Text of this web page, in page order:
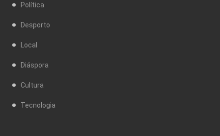
Política
Desporto
Local
Diáspora
Cultura
Tecnologia